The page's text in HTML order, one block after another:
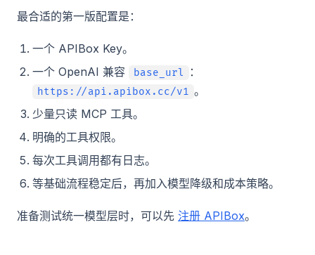
最合适的第一版配置是：
一个 APIBox Key。
一个 OpenAI 兼容
base_url ：
https://api.apibox.cc/v1 。
少量只读 MCP 工具。
明确的工具权限。
每次工具调用都有日志。
等基础流程稳定后，再加入模型降级和成本策略。
准备测试统一模型层时，可以先 注册 APIBox。